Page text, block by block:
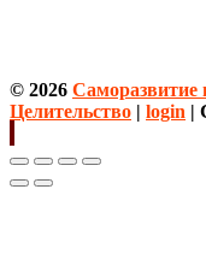
© 2026 Саморазвитие
Целительство | login |